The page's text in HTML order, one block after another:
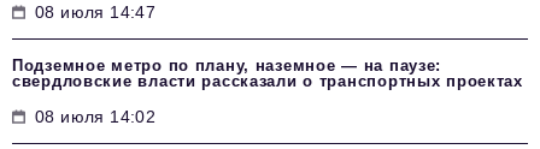
08 июля 14:47
Подземное метро по плану, наземное — на паузе:
свердловские власти рассказали о транспортных проектах
08 июля 14:02